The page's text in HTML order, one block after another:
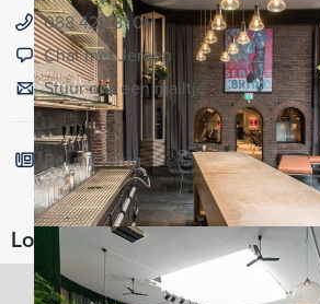
088 428 81 01
Chat met Jeroen
Stuur ons een mailtje
Bel mij terug
Locaties in de buurt van Fort Lent